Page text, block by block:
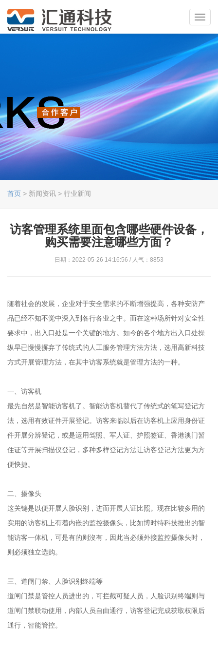
首页 > 新闻资讯 > 行业新闻
访客管理系统里面包含哪些硬件设备，
购买需要注意哪些方面？
日期：2022-05-26 14:16:56 / 人气：8853
随着社会的发展，企业对于安全需求的不断增强提高，各种安防产
品已经不知不觉中深入到各行各业之中。而在这种场所针对安全性
要求中，出入口处是一个关键的地方。如今的各个地方出入口处操
纵早已慢慢摒弃了传统式的人工服务管理方法方法，选用高新科技
方式开展管理方法，在其中访客系统就是管理方法的一种。
一、访客机
最先自然是智能访客机了。智能访客机替代了传统式的笔写登记方
法，选用有效证件开展登记。访客来临以后在访客机上应用身份证
件开展分辨登记，或是运用驾照、军人证、护照签证、香港澳门暂
住证等开展扫描仪登记，多种多样登记方法让访客登记方法更为方
便快捷。
二、摄像头
这关键是以便开展人脸识别，进而开展人证比照。现在比较多用的
实用的访客机上有着内嵌的监控摄像头，比如博时特科技推出的智
能访客一体机，可是有的则沒有，因此当必须外接监控摄像头时，
则必须独立选购。
三、道闸门禁、人脸识别终端等
道闸门禁是管控人员进出的，可拦截可疑人员，人脸识别终端则与
道闸门禁联动使用，内部人员自由通行，访客登记完成获取权限后
通行，智能管控。